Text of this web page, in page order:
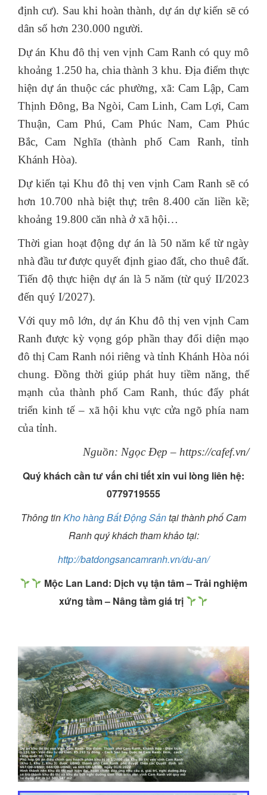
định cư). Sau khi hoàn thành, dự án dự kiến sẽ có
dân số hơn 230.000 người.
Dự án Khu đô thị ven vịnh Cam Ranh có quy mô
khoảng 1.250 ha, chia thành 3 khu. Địa điểm thực
hiện dự án thuộc các phường, xã: Cam Lập, Cam
Thịnh Đông, Ba Ngòi, Cam Linh, Cam Lợi, Cam
Thuận, Cam Phú, Cam Phúc Nam, Cam Phúc
Bắc, Cam Nghĩa (thành phố Cam Ranh, tỉnh
Khánh Hòa).
Dự kiến tại Khu đô thị ven vịnh Cam Ranh sẽ có
hơn 10.700 nhà biệt thự; trên 8.400 căn liền kề;
khoảng 19.800 căn nhà ở xã hội…
Thời gian hoạt động dự án là 50 năm kể từ ngày
nhà đầu tư được quyết định giao đất, cho thuê đất.
Tiến độ thực hiện dự án là 5 năm (từ quý II/2023
đến quý I/2027).
Với quy mô lớn, dự án Khu đô thị ven vịnh Cam
Ranh được kỳ vọng góp phần thay đổi diện mạo
đô thị Cam Ranh nói riêng và tỉnh Khánh Hòa nói
chung. Đồng thời giúp phát huy tiềm năng, thế
mạnh của thành phố Cam Ranh, thúc đẩy phát
triển kinh tế – xã hội khu vực cửa ngõ phía nam
của tỉnh.
Nguồn: Ngọc Đẹp – https://cafef.vn/
Quý khách cần tư vấn chi tiết xin vui lòng liên hệ:
0779719555
Thông tinKho hàng Bất Động Sảntại thành phố Cam
Ranh quý khách tham khảo tại:
http://batdongsancamranh.vn/du-an/
Mộc Lan Land: Dịch vụ tận tâm – Trải nghiệm
xứng tầm – Nâng tầm giá trị